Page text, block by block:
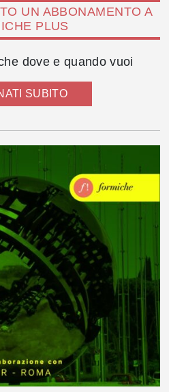
UN ABBONAMENTO A
PLUS
dove e quando vuoi
SUBITO